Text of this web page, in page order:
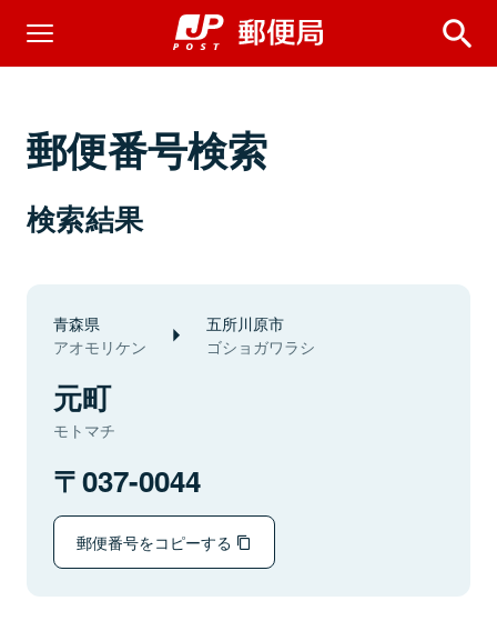
郵便番号検索
検索結果
青森県
アオモリケン
五所川原市
ゴショガワラシ
元町
モトマチ
037-0044
郵便番号をコピーする